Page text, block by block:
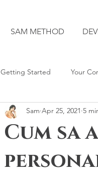
SAM METHOD
Getting Started Your
Cum
Sam Apr 25, 2021 5